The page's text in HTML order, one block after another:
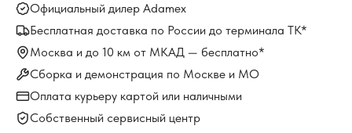
Официальный дилер Adamex
Бесплатная доставка по России до терминала ТК*
Москва и до 10 км от МКАД — бесплатно*
Сборка и демонстрация по Москве и МО
Оплата курьеру картой или наличными
Собственный сервисный центр